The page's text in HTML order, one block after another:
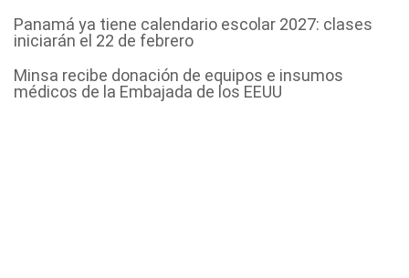
Panamá ya tiene calendario escolar 2027: clases
iniciarán el 22 de febrero
Minsa recibe donación de equipos e insumos
médicos de la Embajada de los EEUU